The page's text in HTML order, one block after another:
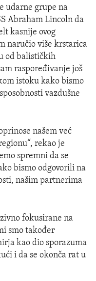
udarne grupe na
Abraham Lincoln da
kasnije ovog
naručio više krstarica
od balističkih
raspoređivanje još
istoku kako bismo
vazdušne
našem već
rekao je
spremni da se
bismo odgovorili na
našim partnerima
fokusirane na
smo također
kao dio sporazuma
i da se okonča rat u